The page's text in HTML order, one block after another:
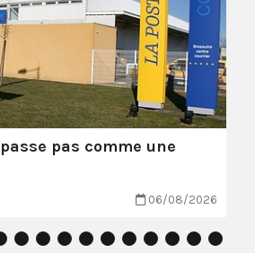
pas comme une
06/08/2026